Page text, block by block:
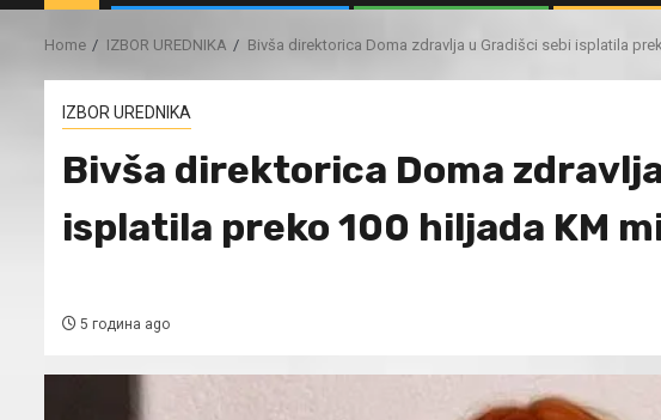
Home IZBOR UREDNIKA Bivša direktorica Doma zdravlja u Gradišci sebi isplatila
IZBOR UREDNIKA
Bivša direktorica Doma
isplatila preko 100 hiljada KM
5 година ago